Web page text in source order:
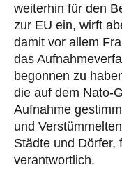
weiterhin für den
zur EU ein, wirft
damit vor allem
das
begonnen zu
die auf dem Nato-
Aufnahme
und
Städte und Dörfer,
verantwortlich.